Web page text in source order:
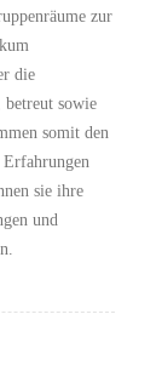
zur
die
betreut sowie
somit den
sie ihre
und